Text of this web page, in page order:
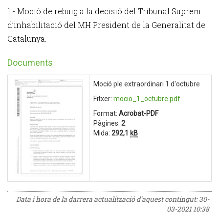
1.- Moció de rebuig a la decisió del Tribunal Suprem
d’inhabilitació del MH President de la Generalitat de
Catalunya.
Documents
Moció ple extraordinari 1 d'octubre
Fitxer: mocio_1_octubre.pdf
Format: Acrobat-PDF
Pàgines: 2
Mida: 292,1 kB
Data i hora de la darrera actualització d'aquest contingut:30-
03-2021 10:38